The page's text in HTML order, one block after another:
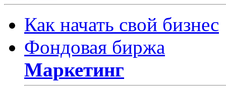
Как начать свой бизнес
Фондовая биржа
Маркетинг